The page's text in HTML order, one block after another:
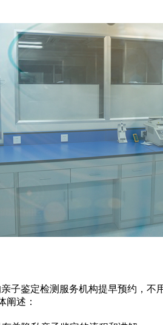
子鉴定检测服务机构提早预约，
阐述：